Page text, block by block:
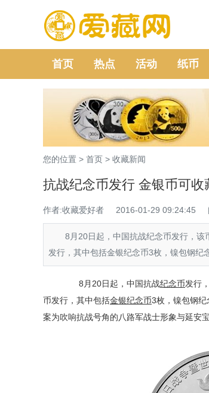
首页 热点 活动 纸币
您的位置 > 首页 > 收藏新闻
抗战纪念币发行 金银币可收
作者:收藏爱好者 2016-01-29 09:24:45
8月20日起，中国抗战纪念币发行，该
发行，其中包括金银纪念币3枚，镍包钢纪
8月20日起，中国抗战纪念币发行
币发行，其中包括金银纪念币3枚，镍包钢
案为吹响抗战号角的八路军战士形象与延安